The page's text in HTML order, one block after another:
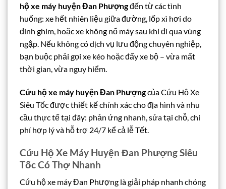
hộ xe máy huyện Đan Phượngđến từ các tình
huống: xe hết nhiên liệu giữa đường, lốp xì hơi do
đinh ghim, hoặc xe không nổ máy sau khi đi qua vùng
ngập. Nếu không có dịch vụ lưu động chuyên nghiệp,
bạn buộc phải gọi xe kéo hoặc đẩy xe bộ – vừa mất
thời gian, vừa nguy hiểm.
Cứu hộ xe máy huyện Đan Phượngcủa Cứu Hộ Xe
Siêu Tốc được thiết kế chính xác cho địa hình và nhu
cầu thực tế tại đây: phản ứng nhanh, sửa tại chỗ, chi
phí hợp lý và hỗ trợ 24/7 kể cả lễ Tết.
Cứu Hộ Xe Máy Huyện Đan Phượng Siêu
Tốc Có Thợ Nhanh
Cứu hộ xe máy Đan Phượng là giải pháp nhanh chóng